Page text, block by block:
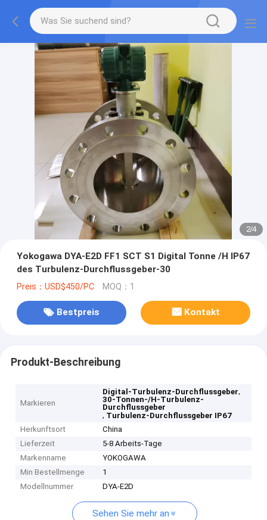
2/4
Yokogawa DYA-E2D FF1 SCT S1 Digital Tonne /H IP67
des Turbulenz-Durchflussgeber-30
Preis：USD$450/PC MOQ：1
Bestpreis Kontakt
Produkt-Beschreibung
Markieren
Digital-Turbulenz-Durchflussgeber,
30-Tonnen-/H-Turbulenz-
Durchflussgeber
, Turbulenz-Durchflussgeber IP67
Herkunftsort
China
Lieferzeit
5-8 Arbeits-Tage
Markenname
YOKOGAWA
Min Bestellmenge
1
Modellnummer
DYA-E2D
Sehen Sie mehr an